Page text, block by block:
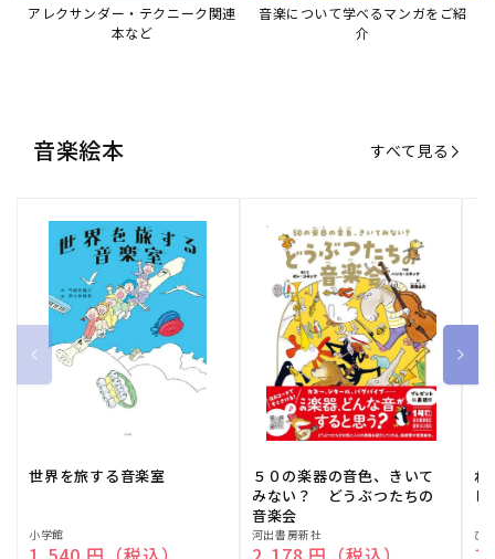
アレクサンダー・テクニーク関連
本など
音楽について学べるマンガをご紹
介
音楽絵本 すべて見る
世界を旅する音楽室
販
小学館
５０の楽器の音色、きいて
みない？ どうぶつたちの
音楽会
販
河出書房新社
ね
販ひ